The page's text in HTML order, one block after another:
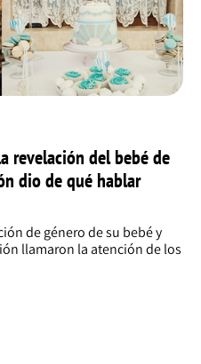
revelación del bebé de
dio de qué hablar
de género de su bebé y
llamaron la atención de los